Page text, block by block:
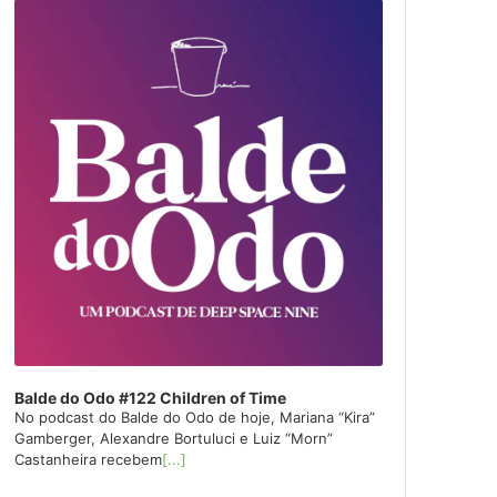
Balde do Odo #122 Children of Time
No podcast do Balde do Odo de hoje, Mariana “Kira”
Gamberger, Alexandre Bortuluci e Luiz “Morn”
Castanheira recebem[...]